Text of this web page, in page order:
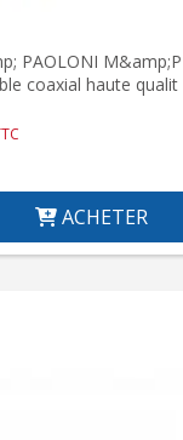
PAOLONI
coaxial haute qualit
ACHETER